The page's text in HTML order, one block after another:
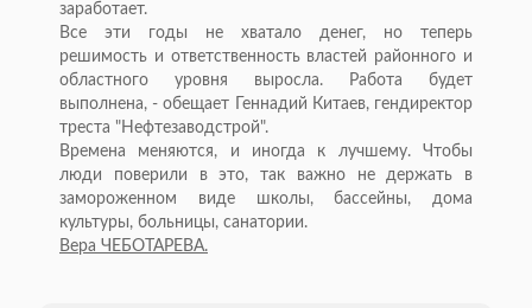
заработает.
Все эти годы не хватало денег, но теперь
решимость и ответственность властей районного и
областного уровня выросла. Работа будет
выполнена, - обещает Геннадий Китаев, гендиректор
треста "Нефтезаводстрой".
Времена меняются, и иногда к лучшему. Чтобы
люди поверили в это, так важно не держать в
замороженном виде школы, бассейны, дома
культуры, больницы, санатории.
Вера ЧЕБОТАРЕВА.